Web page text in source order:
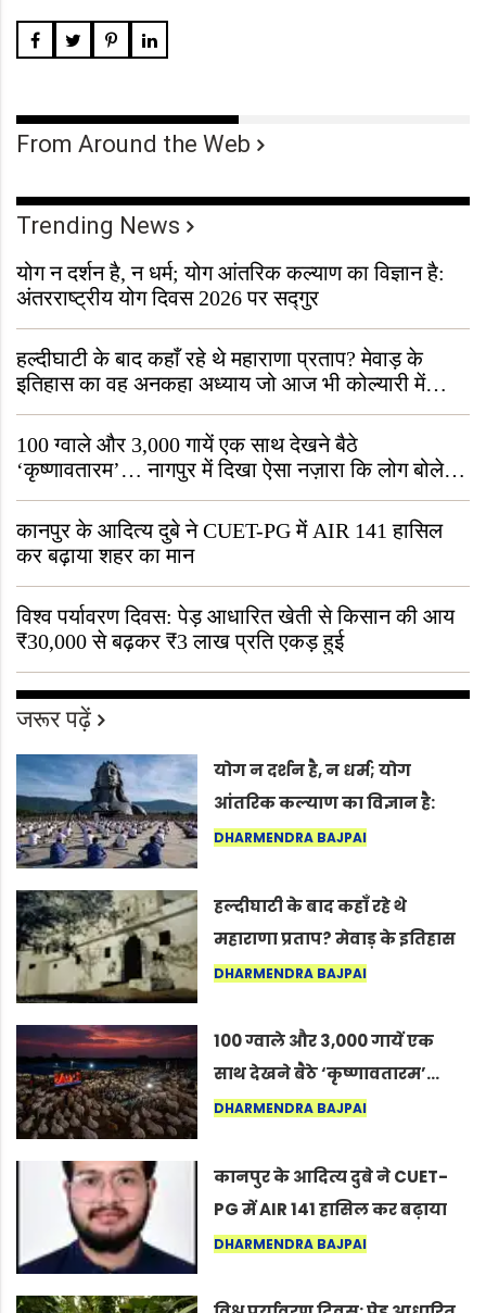
From Around the Web
Trending News
योग न दर्शन है, न धर्म; योग आंतरिक कल्याण का विज्ञान है:
अंतरराष्ट्रीय योग दिवस 2026 पर सद्गुर
हल्दीघाटी के बाद कहाँ रहे थे महाराणा प्रताप? मेवाड़ के
इतिहास का वह अनकहा अध्याय जो आज भी कोल्यारी में
जीवित है
100 ग्वाले और 3,000 गायें एक साथ देखने बैठे
‘कृष्णावतारम’… नागपुर में दिखा ऐसा नज़ारा कि लोग बोले,
“ऐसा तो सिर्फ़ कृष्ण ही कर सकते हैं”
कानपुर के आदित्य दुबे ने CUET-PG में AIR 141 हासिल
कर बढ़ाया शहर का मान
विश्व पर्यावरण दिवस: पेड़ आधारित खेती से किसान की आय
₹30,000 से बढ़कर ₹3 लाख प्रति एकड़ हुई
जरूर पढ़ें
योग न दर्शन है, न धर्म; योग
आंतरिक कल्याण का विज्ञान है:
अंतरराष्ट्रीय योग दिवस 2026 पर
DHARMENDRA BAJPAI
हल्दीघाटी के बाद कहाँ रहे थे
महाराणा प्रताप? मेवाड़ के इतिहास
का वह अनकहा अध्याय जो आज भी
DHARMENDRA BAJPAI
100 ग्वाले और 3,000 गायें एक
साथ देखने बैठे ‘कृष्णावतारम’…
नागपुर में दिखा ऐसा नज़ारा कि
कर सकते हैं”
DHARMENDRA BAJPAI
कानपुर के आदित्य दुबे ने CUET-
PG में AIR 141 हासिल कर बढ़ाया
शहर का मान
DHARMENDRA BAJPAI